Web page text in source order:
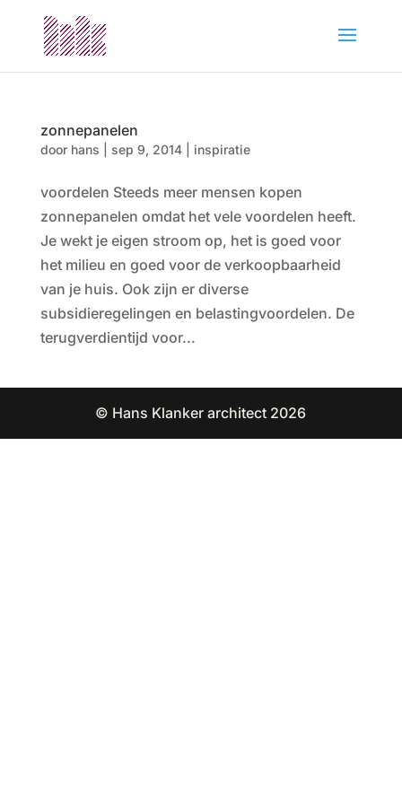
zonnepanelen
door hans sep 9, 2014| inspiratie
voordelen Steeds meer mensen kopen
zonnepanelen omdat het vele voordelen heeft.
Je wekt je eigen stroom op, het is goed voor
het milieu en goed voor de verkoopbaarheid
van je huis. Ook zijn er diverse
subsidieregelingen en belastingvoordelen. De
terugverdientijd voor...
© Hans Klanker architect 2026